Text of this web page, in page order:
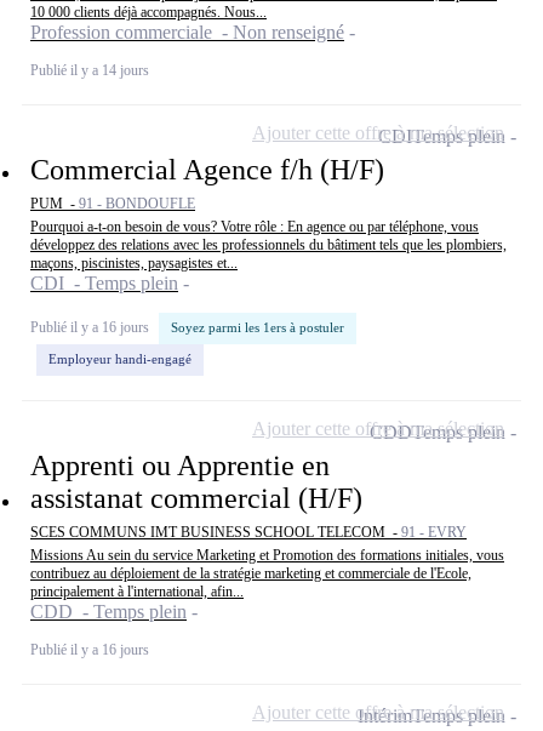
10 000 clients déjà accompagnés. Nous...
Profession commerciale - Non renseigné
Publié il y a 14 jours
Commercial Agence f/h (H/F)
PUM - 91 - BONDOUFLE
Pourquoi a-t-on besoin de vous? Votre rôle : En agence ou par téléphone, vous
développez des relations avec les professionnels du bâtiment tels que les plombiers,
maçons, piscinistes, paysagistes et...
CDI - Temps plein
Publié il y a 16 jours Soyez parmi les 1ers à postuler
Employeur handi-engagé
CDITemps plein
Ajouter cette offre à ma sélection
Apprenti ou Apprentie en
assistanat commercial (H/F)
SCES COMMUNS IMT BUSINESS SCHOOL TELECOM - 91 - EVRY
Missions Au sein du service Marketing et Promotion des formations initiales, vous
contribuez au déploiement de la stratégie marketing et commerciale de l'Ecole,
principalement à l'international, afin...
CDD - Temps plein
Publié il y a 16 jours
CDDTemps plein
Ajouter cette offre à ma sélection
IntérimTemps plein
Ajouter cette offre à ma sélection